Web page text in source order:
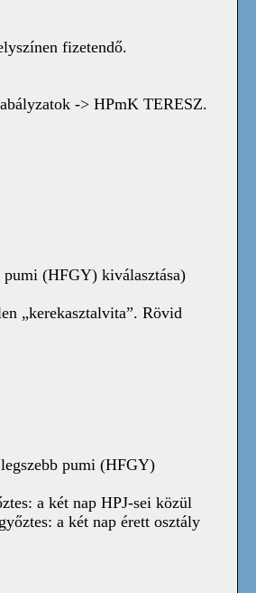
fizetendő.
-> HPmK TERESZ.
pumi (HFGY) kiválasztása)
„kerekasztalvita”. Rövid
pumi (HFGY)
a két nap HPJ-sei közül
a két nap érett osztály